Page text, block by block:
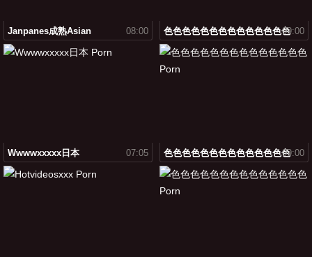
Janpanes成熟asian 08:00 色色色色色色色色色色色色色色09:00
Wwwwxxxxx日本 07:05 色色色色色色色色色色色色色色09:00